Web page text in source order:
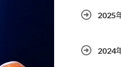
2025
2024